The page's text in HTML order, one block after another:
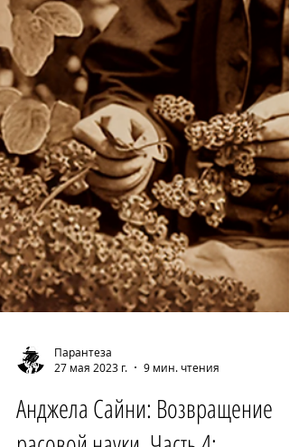
27 мая 2023 г.
9 мин. чтения